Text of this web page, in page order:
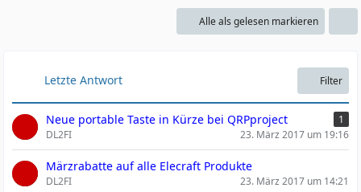
Alle als gelesen markieren
Letzte Antwort Filter
Neue portable Taste in Kürze bei QRPproject
1
DL2FI
23. März 2017 um 19:16
Märzrabatte auf alle Elecraft Produkte
DL2FI 23. März 2017 um 14:21